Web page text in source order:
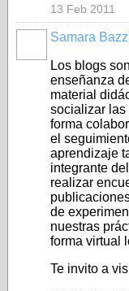
13 Feb 2011
Samara
Los blogs
enseñanza
material
socializar las
forma
el
aprendizaje
integrante
realizar
de
nuestras
forma virtual
Te invito a